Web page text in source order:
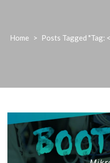
Home > Posts Tagged "Tag: